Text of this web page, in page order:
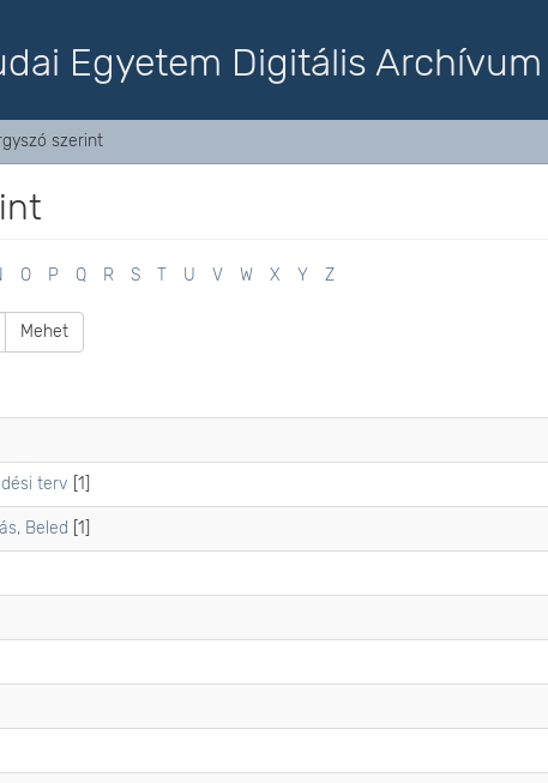
Egyetem Digitális Archívum
szerint
O P Q R S T U V W X Y Z
Mehet
terv [1]
Beled [1]